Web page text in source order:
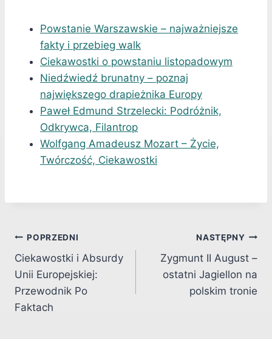
Powstanie Warszawskie – najważniejsze
fakty i przebieg walk
Ciekawostki o powstaniu listopadowym
Niedźwiedź brunatny – poznaj
największego drapieżnika Europy
Paweł Edmund Strzelecki: Podróżnik,
Odkrywca, Filantrop
Wolfgang Amadeusz Mozart – Życie,
Twórczość, Ciekawostki
Nawigacja
wpisu
POPRZEDNI
Ciekawostki i Absurdy
Unii Europejskiej:
Przewodnik Po
Faktach
NASTĘPNY
Zygmunt II August –
ostatni Jagiellon na
polskim tronie